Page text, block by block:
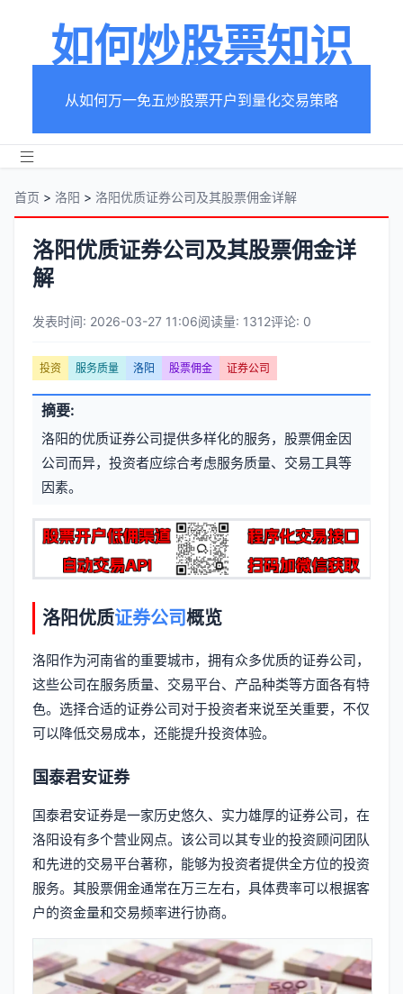
如何炒股票知识
从如何万一免五炒股票开户到量化交易策略
首页 > 洛阳 > 洛阳优质证券公司及其股票佣金详解
洛阳优质证券公司及其股票佣金详
解
章
元
信
息
发表时间: 2026-03-27 11:06阅读量: 1312评论: 0
文
章
标
签
投资 服务质量 洛阳 股票佣金 证券公司
摘要:
洛阳的优质证券公司提供多样化的服务，股票佣金因
公司而异，投资者应综合考虑服务质量、交易工具等
因素。
洛阳优质证券公司概览
洛阳作为河南省的重要城市，拥有众多优质的证券公司，
这些公司在服务质量、交易平台、产品种类等方面各有特
色。选择合适的证券公司对于投资者来说至关重要，不仅
可以降低交易成本，还能提升投资体验。
国泰君安证券
国泰君安证券是一家历史悠久、实力雄厚的证券公司，在
洛阳设有多个营业网点。该公司以其专业的投资顾问团队
和先进的交易平台著称，能够为投资者提供全方位的投资
服务。其股票佣金通常在万三左右，具体费率可以根据客
户的资金量和交易频率进行协商。